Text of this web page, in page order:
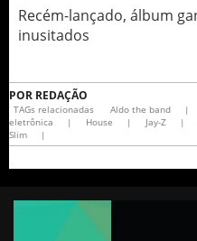
Recém-lançado, álbum
inusitados
POR REDAÇÃO
TAGs relacionadas Aldo the band |
eletrônica
| House | Jay-Z |
Slim
|